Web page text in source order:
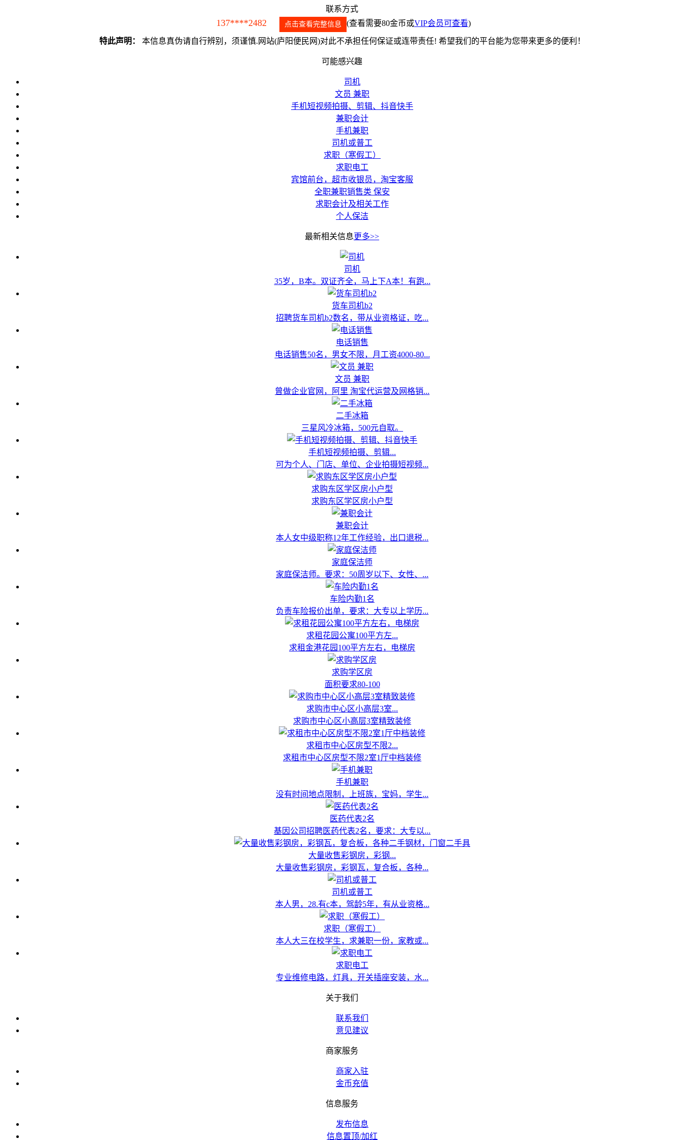
联系方式
137****2482 点击查看完整信息 (查看需要80金币或VIP会员可查看)
特此声明： 本信息真伪请自行辨别，须谨慎.网站(庐阳便民网)对此不承担任何保证或连带责任! 希望我们的平台能为您带来更多的便利！
可能感兴趣
司机
文员 兼职
手机短视频拍摄、剪辑、抖音快手
兼职会计
手机兼职
司机或普工
求职（寒假工）
求职电工
宾馆前台，超市收银员，淘宝客服
全职兼职销售类 保安
求职会计及相关工作
个人保洁
最新相关信息更多>>
司机
35岁，B本。双证齐全，马上下A本！有跑...
货车司机b2
招聘货车司机b2数名，带从业资格证，吃...
电话销售
电话销售50名，男女不限，月工资4000-80...
文员 兼职
曾做企业官网，阿里 淘宝代运营及网格销...
二手冰箱
三星风冷冰箱，500元自取。
手机短视频拍摄、剪辑...
可为个人、门店、单位、企业拍摄短视频...
求购东区学区房小户型
求购东区学区房小户型
兼职会计
本人女中级职称12年工作经验，出口退税...
家庭保洁师
家庭保洁师。要求：50周岁以下、女性、...
车险内勤1名
负责车险报价出单，要求：大专以上学历...
求租花园公寓100平方左...
求租金港花园100平方左右，电梯房
求购学区房
面积要求80-100
求购市中心区小高层3室...
求购市中心区小高层3室精致装修
求租市中心区房型不限2...
求租市中心区房型不限2室1厅中档装修
手机兼职
没有时间地点限制，上班族，宝妈，学生...
医药代表2名
基因公司招聘医药代表2名，要求：大专以...
大量收售彩钢房，彩钢...
大量收售彩钢房，彩钢瓦，复合板，各种...
司机或普工
本人男，28.有c本，驾龄5年，有从业资格...
求职（寒假工）
本人大三在校学生，求兼职一份，家教或...
求职电工
专业维修电路，灯具，开关插座安装，水...
关于我们
联系我们
意见建议
商家服务
商家入驻
金币充值
信息服务
发布信息
信息置顶/加红